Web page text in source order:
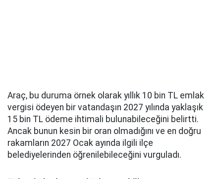
Araç, bu duruma örnek olarak yıllık 10 bin TL emlak
vergisi ödeyen bir vatandaşın 2027 yılında yaklaşık
15 bin TL ödeme ihtimali bulunabileceğini belirtti.
Ancak bunun kesin bir oran olmadığını ve en doğru
rakamların 2027 Ocak ayında ilgili ilçe
belediyelerinden öğrenilebileceğini vurguladı.